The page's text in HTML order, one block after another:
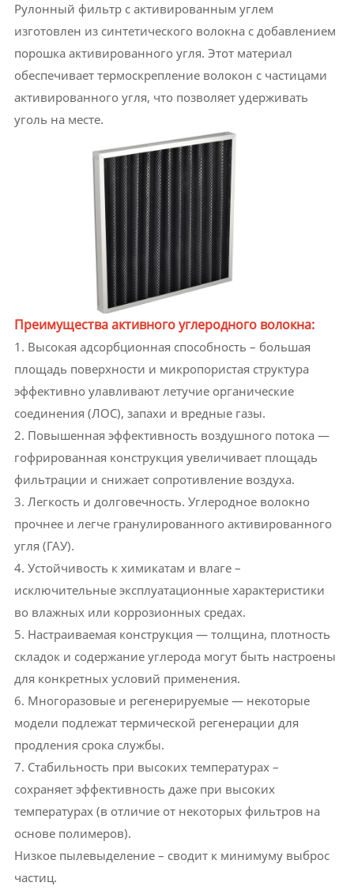
Рулонный фильтр с активированным углем
изготовлен из синтетического волокна с добавлением
порошка активированного угля. Этот материал
обеспечивает термоскрепление волокон с частицами
активированного угля, что позволяет удерживать
уголь на месте.
Преимущества активного углеродного волокна:
1. Высокая адсорбционная способность – большая
площадь поверхности и микропористая структура
эффективно улавливают летучие органические
соединения (ЛОС), запахи и вредные газы.
2. Повышенная эффективность воздушного потока —
гофрированная конструкция увеличивает площадь
фильтрации и снижает сопротивление воздуха.
3. Легкость и долговечность. Углеродное волокно
прочнее и легче гранулированного активированного
угля (ГАУ).
4. Устойчивость к химикатам и влаге –
исключительные эксплуатационные характеристики
во влажных или коррозионных средах.
5. Настраиваемая конструкция — толщина, плотность
складок и содержание углерода могут быть настроены
для конкретных условий применения.
6. Многоразовые и регенерируемые — некоторые
модели подлежат термической регенерации для
продления срока службы.
7. Стабильность при высоких температурах –
сохраняет эффективность даже при высоких
температурах (в отличие от некоторых фильтров на
основе полимеров).
Низкое пылевыделение – сводит к минимуму выброс
частиц.